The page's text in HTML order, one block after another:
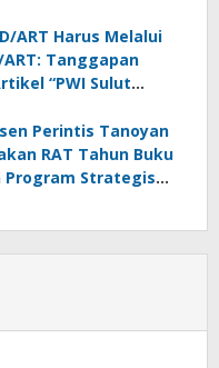
ART Harus Melalui
Tanggapan
“PWI Sulut
Perintis Tanoyan
RAT Tahun Buku
Program Strategis